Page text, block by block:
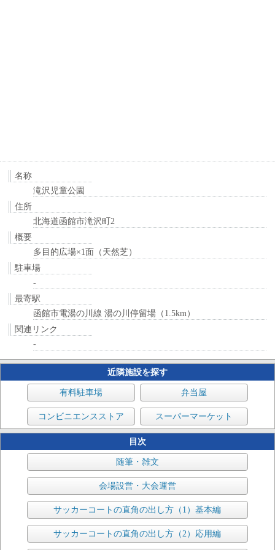
名称
滝沢児童公園
住所
北海道函館市滝沢町2
概要
多目的広場×1面（天然芝）
駐車場
-
最寄駅
函館市電湯の川線 湯の川停留場（1.5km）
関連リンク
-
近隣施設を探す
有料駐車場 弁当屋
コンビニエンスストア スーパーマーケット
目次
随筆・雑文
会場設営・大会運営
サッカーコートの直角の出し方（1）基本編
サッカーコートの直角の出し方（2）応用編